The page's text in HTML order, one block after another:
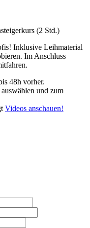
(2 Std.)
Inklusive Leihmaterial
Im Anschluss
48h vorher.
und zum
Videos anschauen!